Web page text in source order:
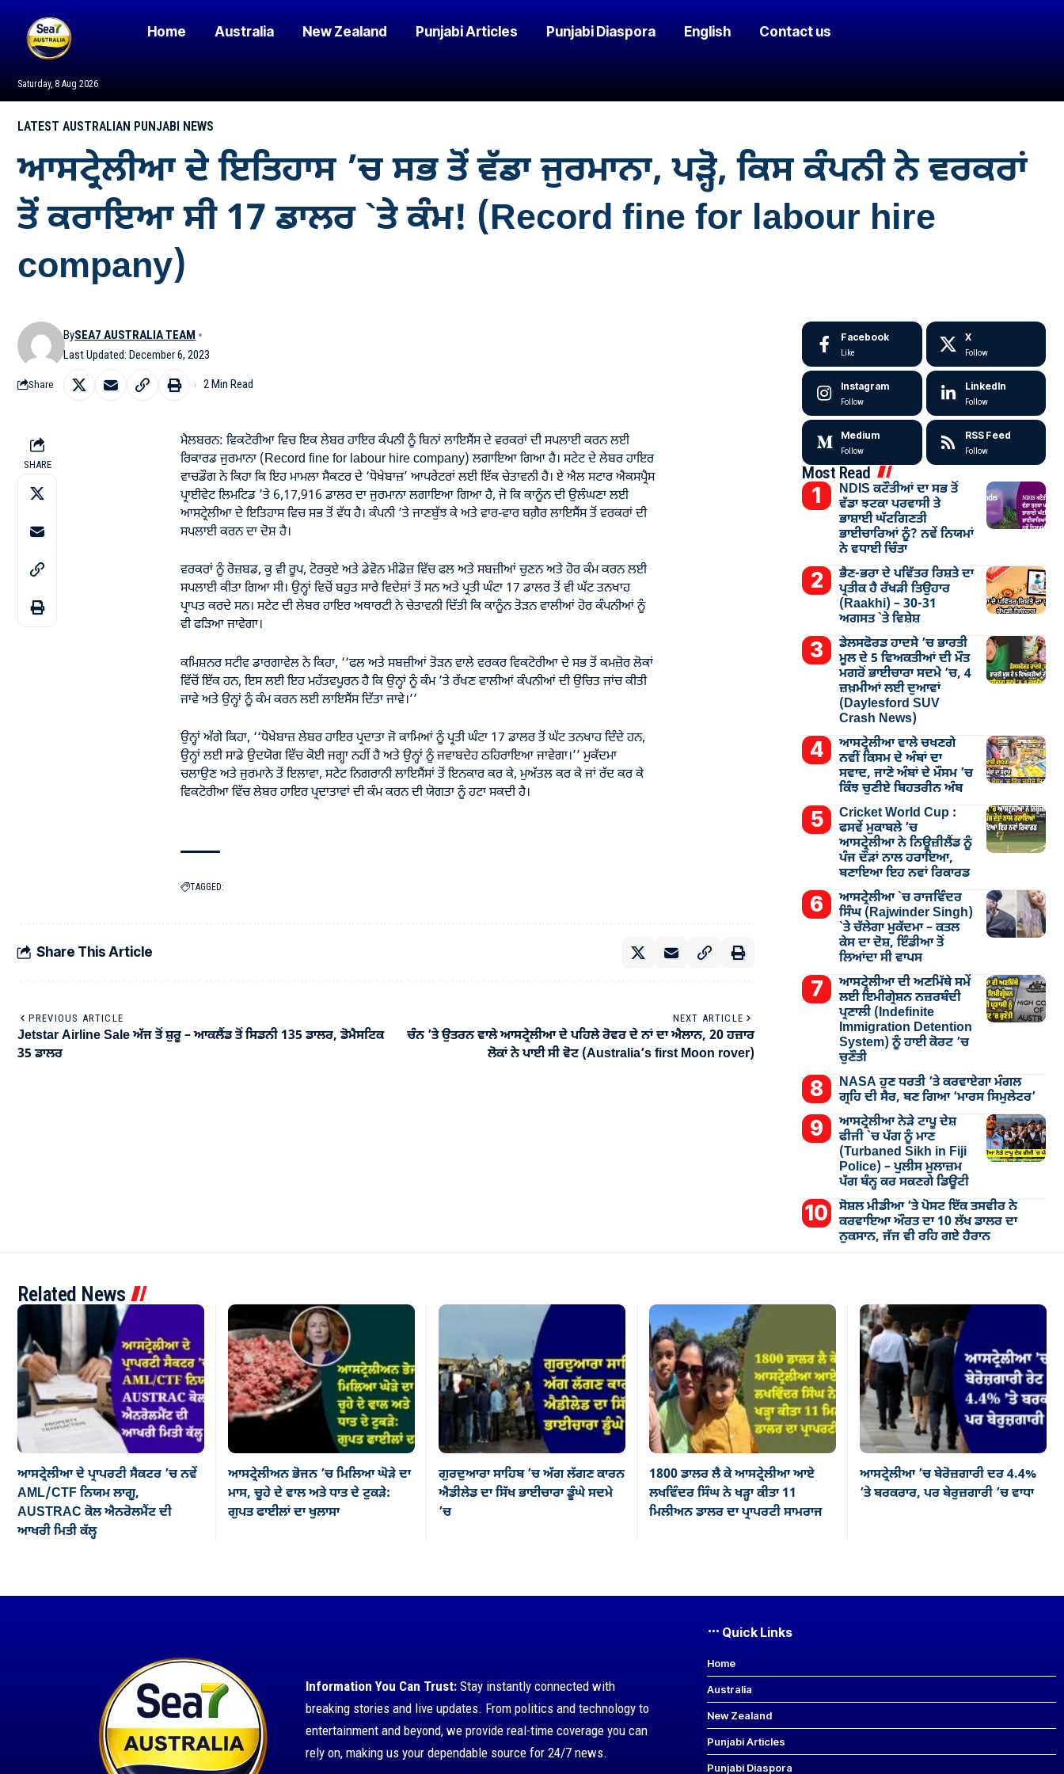
Saturday, 8 Aug 2026
Home Australia New Zealand Punjabi Articles Punjabi Diaspora English Contact us
LATEST AUSTRALIAN PUNJABI NEWS
ਆਸਟ੍ਰੇਲੀਆ ਦੇ ਇਤਿਹਾਸ ’ਚ ਸਭ ਤੋਂ ਵੱਡਾ ਜੁਰਮਾਨਾ, ਪੜ੍ਹੋ, ਕਿਸ ਕੰਪਨੀ ਨੇ ਵਰਕਰਾਂ
ਤੋਂ ਕਰਾਇਆ ਸੀ 17 ਡਾਲਰ `ਤੇ ਕੰਮ! (Record fine for labour hire
company)
Last Updated: December 6, 2023
BySEA7 AUSTRALIA TEAM
Share 2 Min Read
SHARE
ਮੈਲਬਰਨ: ਵਿਕਟੋਰੀਆ ਵਿਚ ਇਕ ਲੇਬਰ ਹਾਇਰ ਕੰਪਨੀ ਨੂੰ ਬਿਨਾਂ ਲਾਇਸੈਂਸ ਦੇ ਵਰਕਰਾਂ ਦੀ ਸਪਲਾਈ ਕਰਨ ਲਈ
ਰਿਕਾਰਡ ਜੁਰਮਾਨਾ (Record fine for labour hire company) ਲਗਾਇਆ ਗਿਆ ਹੈ। ਸਟੇਟ ਦੇ ਲੇਬਰ ਹਾਇਰ
ਵਾਚਡੌਗ ਨੇ ਕਿਹਾ ਕਿ ਇਹ ਮਾਮਲਾ ਸੈਕਟਰ ਦੇ ‘ਧੋਖੇਬਾਜ਼’ ਆਪਰੇਟਰਾਂ ਲਈ ਇੱਕ ਚੇਤਾਵਨੀ ਹੈ। ਏ ਐਲ ਸਟਾਰ ਐਕਸਪ੍ਰੈਸ
ਪ੍ਰਾਈਵੇਟ ਲਿਮਟਿਡ ’ਤੇ 6,17,916 ਡਾਲਰ ਦਾ ਜੁਰਮਾਨਾ ਲਗਾਇਆ ਗਿਆ ਹੈ, ਜੋ ਕਿ ਕਾਨੂੰਨ ਦੀ ਉਲੰਘਣਾ ਲਈ
ਆਸਟ੍ਰੇਲੀਆ ਦੇ ਇਤਿਹਾਸ ਵਿਚ ਸਭ ਤੋਂ ਵੱਧ ਹੈ। ਕੰਪਨੀ ’ਤੇ ਜਾਣਬੁੱਝ ਕੇ ਅਤੇ ਵਾਰ-ਵਾਰ ਬਗ਼ੈਰ ਲਾਇਸੈਂਸ ਤੋਂ ਵਰਕਰਾਂ ਦੀ
ਸਪਲਾਈ ਕਰਨ ਦਾ ਦੋਸ਼ ਹੈ।
ਵਰਕਰਾਂ ਨੂੰ ਰੋਜ਼ਬਡ, ਕੂ ਵੀ ਰੂਪ, ਟੋਰਕੁਏ ਅਤੇ ਡੇਵੋਨ ਮੀਡੋਜ਼ ਵਿੱਚ ਫਲ ਅਤੇ ਸਬਜ਼ੀਆਂ ਚੁਣਨ ਅਤੇ ਹੋਰ ਕੰਮ ਕਰਨ ਲਈ
ਸਪਲਾਈ ਕੀਤਾ ਗਿਆ ਸੀ। ਉਨ੍ਹਾਂ ਵਿਚੋਂ ਬਹੁਤ ਸਾਰੇ ਵਿਦੇਸ਼ਾਂ ਤੋਂ ਸਨ ਅਤੇ ਪ੍ਰਤੀ ਘੰਟਾ 17 ਡਾਲਰ ਤੋਂ ਵੀ ਘੱਟ ਤਨਖਾਹ
ਪ੍ਰਾਪਤ ਕਰਦੇ ਸਨ। ਸਟੇਟ ਦੀ ਲੇਬਰ ਹਾਇਰ ਅਥਾਰਟੀ ਨੇ ਚੇਤਾਵਨੀ ਦਿੱਤੀ ਕਿ ਕਾਨੂੰਨ ਤੋੜਨ ਵਾਲੀਆਂ ਹੋਰ ਕੰਪਨੀਆਂ ਨੂੰ
ਵੀ ਫੜਿਆ ਜਾਵੇਗਾ।
ਕਮਿਸ਼ਨਰ ਸਟੀਵ ਡਾਰਗਾਵੇਲ ਨੇ ਕਿਹਾ, ‘‘ਫਲ ਅਤੇ ਸਬਜ਼ੀਆਂ ਤੋੜਨ ਵਾਲੇ ਵਰਕਰ ਵਿਕਟੋਰੀਆ ਦੇ ਸਭ ਤੋਂ ਕਮਜ਼ੋਰ ਲੋਕਾਂ
ਵਿੱਚੋਂ ਇੱਕ ਹਨ, ਇਸ ਲਈ ਇਹ ਮਹੱਤਵਪੂਰਨ ਹੈ ਕਿ ਉਨ੍ਹਾਂ ਨੂੰ ਕੰਮ ’ਤੇ ਰੱਖਣ ਵਾਲੀਆਂ ਕੰਪਨੀਆਂ ਦੀ ਉਚਿਤ ਜਾਂਚ ਕੀਤੀ
ਜਾਵੇ ਅਤੇ ਉਨ੍ਹਾਂ ਨੂੰ ਕੰਮ ਕਰਨ ਲਈ ਲਾਇਸੈਂਸ ਦਿੱਤਾ ਜਾਵੇ।’’
ਉਨ੍ਹਾਂ ਅੱਗੇ ਕਿਹਾ, ‘‘ਧੋਖੇਬਾਜ਼ ਲੇਬਰ ਹਾਇਰ ਪ੍ਰਦਾਤਾ ਜੋ ਕਾਮਿਆਂ ਨੂੰ ਪ੍ਰਤੀ ਘੰਟਾ 17 ਡਾਲਰ ਤੋਂ ਘੱਟ ਤਨਖਾਹ ਦਿੰਦੇ ਹਨ,
ਉਨ੍ਹਾਂ ਲਈ ਸਾਡੇ ਉਦਯੋਗ ਵਿੱਚ ਕੋਈ ਜਗ੍ਹਾ ਨਹੀਂ ਹੈ ਅਤੇ ਉਨ੍ਹਾਂ ਨੂੰ ਜਵਾਬਦੇਹ ਠਹਿਰਾਇਆ ਜਾਵੇਗਾ।’’ ਮੁਕੱਦਮਾ
ਚਲਾਉਣ ਅਤੇ ਜੁਰਮਾਨੇ ਤੋਂ ਇਲਾਵਾ, ਸਟੇਟ ਨਿਗਰਾਨੀ ਲਾਇਸੈਂਸਾਂ ਤੋਂ ਇਨਕਾਰ ਕਰ ਕੇ, ਮੁਅੱਤਲ ਕਰ ਕੇ ਜਾਂ ਰੱਦ ਕਰ ਕੇ
ਵਿਕਟੋਰੀਆ ਵਿੱਚ ਲੇਬਰ ਹਾਇਰ ਪ੍ਰਦਾਤਾਵਾਂ ਦੀ ਕੰਮ ਕਰਨ ਦੀ ਯੋਗਤਾ ਨੂੰ ਹਟਾ ਸਕਦੀ ਹੈ।
TAGGED:
Share This Article
PREVIOUS ARTICLE
Jetstar Airline Sale ਅੱਜ ਤੋਂ ਸ਼ੁਰੂ – ਆਕਲੈਂਡ ਤੋਂ ਸਿਡਨੀ 135 ਡਾਲਰ, ਡੋਮੈਸਟਿਕ
35 ਡਾਲਰ
NEXT ARTICLE
ਚੰਨ ’ਤੇ ਉਤਰਨ ਵਾਲੇ ਆਸਟ੍ਰੇਲੀਆ ਦੇ ਪਹਿਲੇ ਰੋਵਰ ਦੇ ਨਾਂ ਦਾ ਐਲਾਨ, 20 ਹਜ਼ਾਰ
ਲੋਕਾਂ ਨੇ ਪਾਈ ਸੀ ਵੋਟ (Australia’s first Moon rover)
Facebook
Like
X
Follow
Instagram
Follow
LinkedIn
Follow
Medium
Follow
RSS Feed
Follow
Most Read
NDIS ਕਟੌਤੀਆਂ ਦਾ ਸਭ ਤੋਂ
ਵੱਡਾ ਝਟਕਾ ਪਰਵਾਸੀ ਤੇ
ਭਾਸ਼ਾਈ ਘੱਟਗਿਣਤੀ
ਭਾਈਚਾਰਿਆਂ ਨੂੰ? ਨਵੇਂ ਨਿਯਮਾਂ
ਨੇ ਵਧਾਈ ਚਿੰਤਾ
ਭੈਣ-ਭਰਾ ਦੇ ਪਵਿੱਤਰ ਰਿਸ਼ਤੇ ਦਾ
ਪ੍ਰਤੀਕ ਹੈ ਰੱਖੜੀ ਤਿਉਹਾਰ
(Raakhi) – 30-31
ਅਗਸਤ `ਤੇ ਵਿਸ਼ੇਸ਼
ਡੇਲਸਫੋਰਡ ਹਾਦਸੇ ’ਚ ਭਾਰਤੀ
ਮੂਲ ਦੇ 5 ਵਿਅਕਤੀਆਂ ਦੀ ਮੌਤ
ਮਗਰੋਂ ਭਾਈਚਾਰਾ ਸਦਮੇ ’ਚ, 4
ਜ਼ਖ਼ਮੀਆਂ ਲਈ ਦੁਆਵਾਂ
(Daylesford SUV
Crash News)
ਆਸਟ੍ਰੇਲੀਆ ਵਾਲੇ ਚਖਣਗੇ
ਨਵੀਂ ਕਿਸਮ ਦੇ ਅੰਬਾਂ ਦਾ
ਸਵਾਦ, ਜਾਣੋ ਅੰਬਾਂ ਦੇ ਮੌਸਮ ’ਚ
ਕਿੰਝ ਚੁਣੀਏ ਬਿਹਤਰੀਨ ਅੰਬ
Cricket World Cup :
ਫਸਵੇਂ ਮੁਕਾਬਲੇ ’ਚ
ਆਸਟ੍ਰੇਲੀਆ ਨੇ ਨਿਊਜ਼ੀਲੈਂਡ ਨੂੰ
ਪੰਜ ਦੌੜਾਂ ਨਾਲ ਹਰਾਇਆ,
ਬਣਾਇਆ ਇਹ ਨਵਾਂ ਰਿਕਾਰਡ
ਆਸਟ੍ਰੇਲੀਆ `ਚ ਰਾਜਵਿੰਦਰ
ਸਿੰਘ (Rajwinder Singh)
`ਤੇ ਚੱਲੇਗਾ ਮੁੁਕੱਦਮਾ – ਕਤਲ
ਕੇਸ ਦਾ ਦੋਸ਼, ਇੰਡੀਆ ਤੋਂ
ਲਿਆਂਦਾ ਸੀ ਵਾਪਸ
ਆਸਟ੍ਰੇਲੀਆ ਦੀ ਅਣਮਿੱਥੇ ਸਮੇਂ
ਲਈ ਇਮੀਗ੍ਰੇਸ਼ਨ ਨਜ਼ਰਬੰਦੀ
ਪ੍ਰਣਾਲੀ (Indefinite
Immigration Detention
System) ਨੂੰ ਹਾਈ ਕੋਰਟ ’ਚ
ਚੁਣੌਤੀ
NASA ਹੁਣ ਧਰਤੀ ’ਤੇ ਕਰਵਾਏਗਾ ਮੰਗਲ
ਗ੍ਰਹਿ ਦੀ ਸੈਰ, ਬਣ ਗਿਆ ‘ਮਾਰਸ ਸਿਮੁਲੇਟਰ’
ਆਸਟ੍ਰੇਲੀਆ ਨੇੜੇ ਟਾਪੂ ਦੇਸ਼
ਫੀਜੀ `ਚ ਪੱਗ ਨੂੰ ਮਾਣ
(Turbaned Sikh in Fiji
Police) – ਪੁਲੀਸ ਮੁਲਾਜ਼ਮ
ਪੱਗ ਬੰਨ੍ਹ ਕਰ ਸਕਣਗੇ ਡਿਊਟੀ
ਸੋਸ਼ਲ ਮੀਡੀਆ ’ਤੇ ਪੋਸਟ ਇੱਕ ਤਸਵੀਰ ਨੇ
ਕਰਵਾਇਆ ਔਰਤ ਦਾ 10 ਲੱਖ ਡਾਲਰ ਦਾ
ਨੁਕਸਾਨ, ਜੱਜ ਵੀ ਰਹਿ ਗਏ ਹੈਰਾਨ
Related News
ਆਸਟ੍ਰੇਲੀਆ ਦੇ ਪ੍ਰਾਪਰਟੀ ਸੈਕਟਰ ’ਚ ਨਵੇਂ
AML/CTF ਨਿਯਮ ਲਾਗੂ,
AUSTRAC ਕੋਲ ਐਨਰੋਲਮੈਂਟ ਦੀ
ਆਖਰੀ ਮਿਤੀ ਕੱਲ੍ਹ
ਆਸਟ੍ਰੇਲੀਅਨ ਭੋਜਨ ’ਚ ਮਿਲਿਆ ਘੋੜੇ ਦਾ
ਮਾਸ, ਚੂਹੇ ਦੇ ਵਾਲ ਅਤੇ ਧਾਤ ਦੇ ਟੁਕੜੇ:
ਗੁਪਤ ਫਾਈਲਾਂ ਦਾ ਖੁਲਾਸਾ
ਗੁਰਦੁਆਰਾ ਸਾਹਿਬ ’ਚ ਅੱਗ ਲੱਗਣ ਕਾਰਨ
ਐਡੀਲੇਡ ਦਾ ਸਿੱਖ ਭਾਈਚਾਰਾ ਡੂੰਘੇ ਸਦਮੇ
’ਚ
1800 ਡਾਲਰ ਲੈ ਕੇ ਆਸਟ੍ਰੇਲੀਆ ਆਏ
ਲਖਵਿੰਦਰ ਸਿੰਘ ਨੇ ਖੜ੍ਹਾ ਕੀਤਾ 11
ਮਿਲੀਅਨ ਡਾਲਰ ਦਾ ਪ੍ਰਾਪਰਟੀ ਸਾਮਰਾਜ
ਆਸਟ੍ਰੇਲੀਆ ’ਚ ਬੇਰੋਜ਼ਗਾਰੀ ਦਰ 4.4%
’ਤੇ ਬਰਕਰਾਰ, ਪਰ ਬੇਰੁਜ਼ਗਾਰੀ ’ਚ ਵਾਧਾ
Information You Can Trust: Stay instantly connected with
breaking stories and live updates. From politics and technology to
entertainment and beyond, we provide real-time coverage you can
rely on, making us your dependable source for 24/7 news.
Quick Links
Home
Australia
New Zealand
Punjabi Articles
Punjabi Diaspora